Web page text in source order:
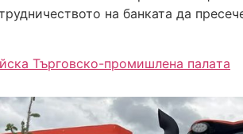
на банката да
Търговско-промишлена палaта